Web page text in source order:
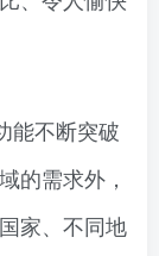
能不断突破
的需求外，
家、不同地